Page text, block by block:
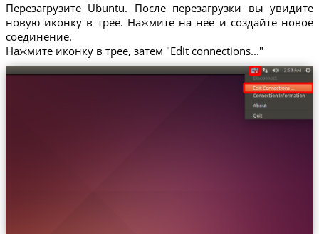
Перезагрузите Ubuntu. После перезагрузки вы увидите
новую иконку в трее. Нажмите на нее и создайте новое
соединение.
Нажмите иконку в трее, затем "Edit connections..."